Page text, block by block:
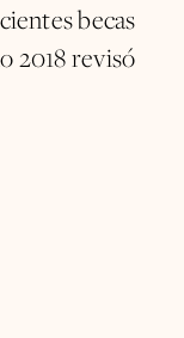
becas
2018 revisó